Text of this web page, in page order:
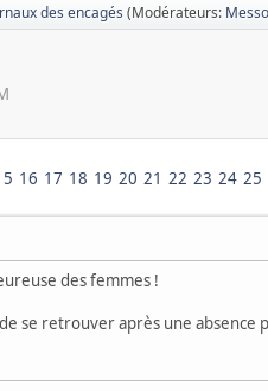
des encagés (Modérateurs:
16 17 18 19 20 21 22 23 24 25
des femmes !
se retrouver après une absence